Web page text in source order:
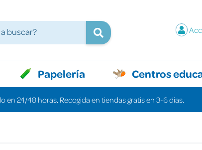
Papelería Centros
24/48 horas. Recogida en tiendas gratis en 3-6 días.